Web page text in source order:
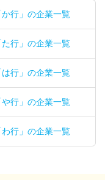
か行」の企業一覧
た行」の企業一覧
は行」の企業一覧
や行」の企業一覧
わ行」の企業一覧